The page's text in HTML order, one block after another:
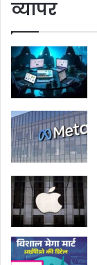
व्यापर